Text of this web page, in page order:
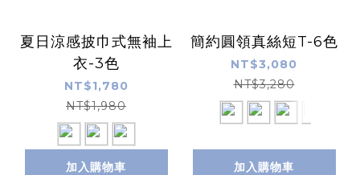
夏日涼感披巾式無袖上
衣-3色
NT$1,780
NT$1,980
加入購物車
簡約圓領真絲短T-6色
NT$3,080
NT$3,280
加入購物車